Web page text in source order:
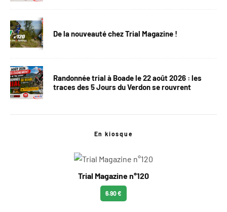
De la nouveauté chez Trial Magazine !
Randonnée trial à Boade le 22 août 2026 : les
traces des 5 Jours du Verdon se rouvrent
En kiosque
Trial Magazine n°120
6.90 €